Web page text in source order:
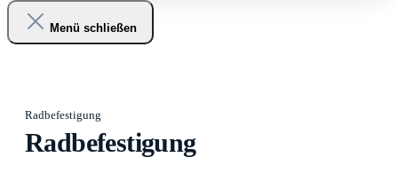
Menü schließen
Radbefestigung
Radbefestigung